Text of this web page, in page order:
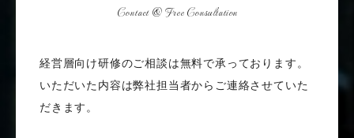
Contact & Free Consultation
経営層向け研修のご相談は無料で承っております。
いただいた内容は弊社担当者からご連絡させていた
だきます。